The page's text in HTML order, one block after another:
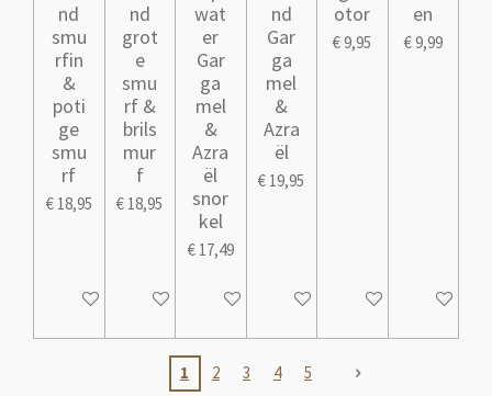
nd
smu
rfin
&
poti
ge
smu
rf
€ 18,95
In winkelwagen
nd
grot
e
smu
rf &
brils
mur
f
€ 18,95
In winkelwagen
wat
er
Gar
ga
mel
&
Azra
ël
snor
kel
€ 17,49
In winkelwagen
nd
Gar
ga
mel
&
Azra
ël
€ 19,95
In winkelwagen
otor
€ 9,95
In winkelwagen
en
€ 9,99
In
1 2 3 4 5